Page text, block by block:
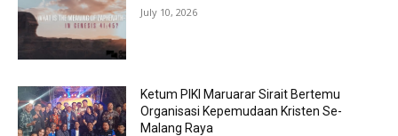
July 10, 2026
Ketum PIKI Maruarar Sirait Bertemu
Organisasi Kepemudaan Kristen Se-
Malang Raya